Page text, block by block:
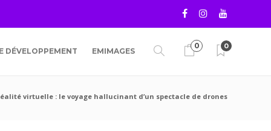
DÉVELOPPEMENT EMIMAGES
0 0
virtuelle : le voyage hallucinant d’un spectacle de drones